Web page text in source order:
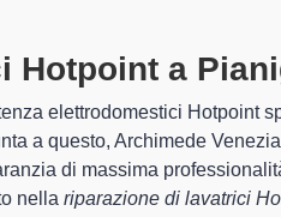
A
Venezia sono in grado di
e lariparazione della tua
di Archimede Venezia